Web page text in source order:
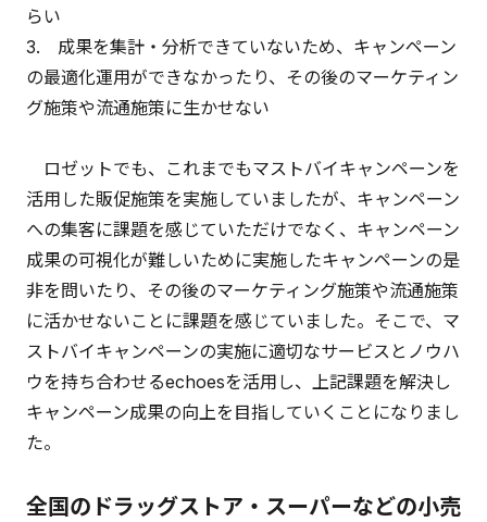
らい
3. 成果を集計・分析できていないため、キャンペーン
の最適化運用ができなかったり、その後のマーケティン
グ施策や流通施策に生かせない
ロゼットでも、これまでもマストバイキャンペーンを
活用した販促施策を実施していましたが、キャンペーン
への集客に課題を感じていただけでなく、キャンペーン
成果の可視化が難しいために実施したキャンペーンの是
非を問いたり、その後のマーケティング施策や流通施策
に活かせないことに課題を感じていました。そこで、マ
ストバイキャンペーンの実施に適切なサービスとノウハ
ウを持ち合わせるechoesを活用し、上記課題を解決し
キャンペーン成果の向上を目指していくことになりまし
た。
全国のドラッグストア・スーパーなどの小売